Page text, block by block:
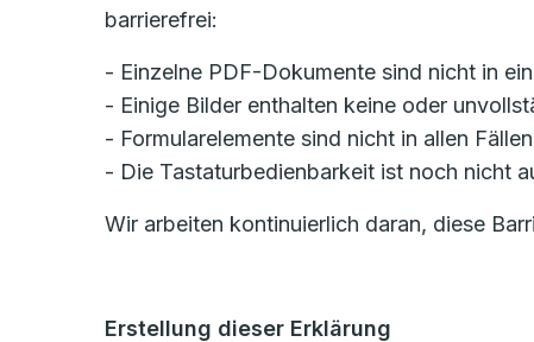
barrierefrei:
- Einzelne PDF-Dokumente sind nicht in
- Einige Bilder enthalten keine oder
- Formularelemente sind nicht in allen
- Die Tastaturbedienbarkeit ist noch nicht
Wir arbeiten kontinuierlich daran, diese
Erstellung dieser Erklärung